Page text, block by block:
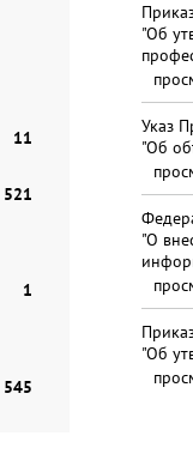
11
521
1
545
"Об
Указ
"Об
"О
"Об